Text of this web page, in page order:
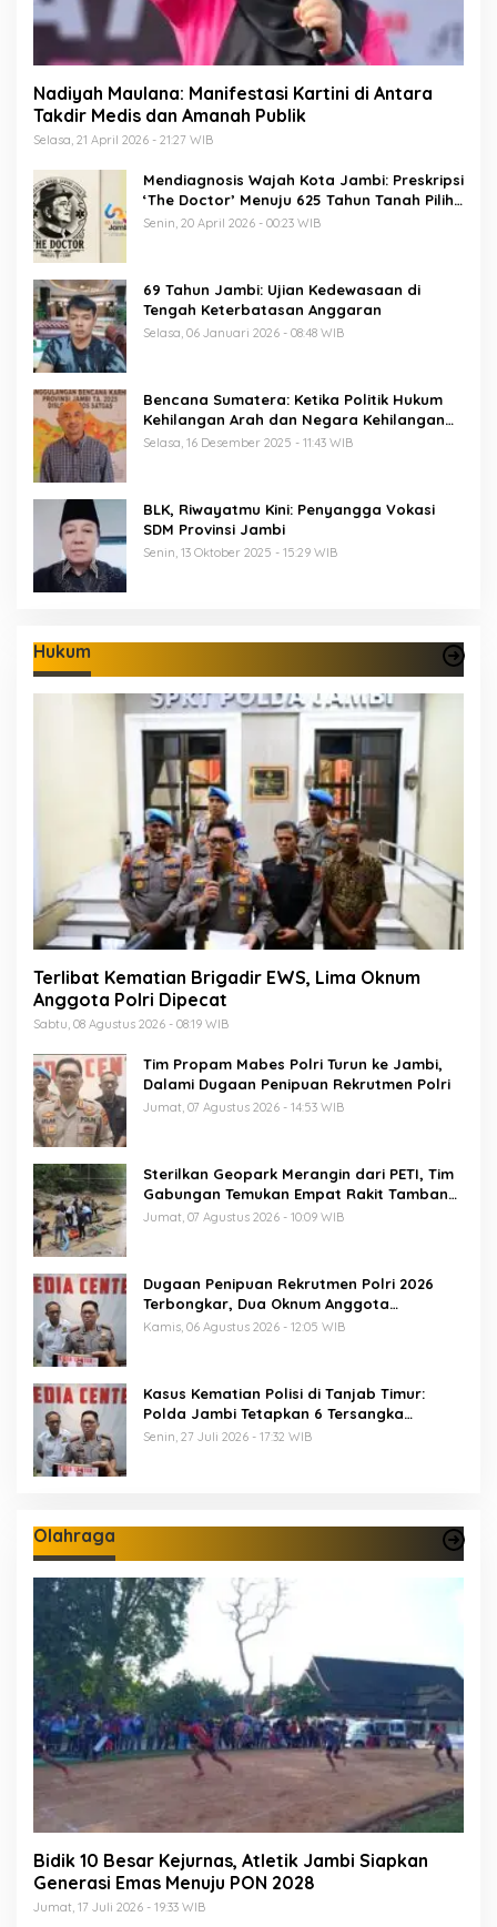
Nadiyah Maulana: Manifestasi Kartini di Antara
Takdir Medis dan Amanah Publik
Selasa, 21 April 2026 - 21:27 WIB
Mendiagnosis Wajah Kota Jambi: Preskripsi
‘The Doctor’ Menuju 625 Tahun Tanah Pilih
Pusako Batuah
Senin, 20 April 2026 - 00:23 WIB
69 Tahun Jambi: Ujian Kedewasaan di
Tengah Keterbatasan Anggaran
Selasa, 06 Januari 2026 - 08:48 WIB
Bencana Sumatera: Ketika Politik Hukum
Kehilangan Arah dan Negara Kehilangan
Keberanian
Selasa, 16 Desember 2025 - 11:43 WIB
BLK, Riwayatmu Kini: Penyangga Vokasi
SDM Provinsi Jambi
Senin, 13 Oktober 2025 - 15:29 WIB
Hukum
Terlibat Kematian Brigadir EWS, Lima Oknum
Anggota Polri Dipecat
Sabtu, 08 Agustus 2026 - 08:19 WIB
Tim Propam Mabes Polri Turun ke Jambi,
Dalami Dugaan Penipuan Rekrutmen Polri
Jumat, 07 Agustus 2026 - 14:53 WIB
Sterilkan Geopark Merangin dari PETI, Tim
Gabungan Temukan Empat Rakit Tambang
Ilegal
Jumat, 07 Agustus 2026 - 10:09 WIB
Dugaan Penipuan Rekrutmen Polri 2026
Terbongkar, Dua Oknum Anggota
Diamankan Propam Polda Jambi
Kamis, 06 Agustus 2026 - 12:05 WIB
Kasus Kematian Polisi di Tanjab Timur:
Polda Jambi Tetapkan 6 Tersangka
Termasuk 5 Anggota Polri
Senin, 27 Juli 2026 - 17:32 WIB
Olahraga
Bidik 10 Besar Kejurnas, Atletik Jambi Siapkan
Generasi Emas Menuju PON 2028
Jumat, 17 Juli 2026 - 19:33 WIB